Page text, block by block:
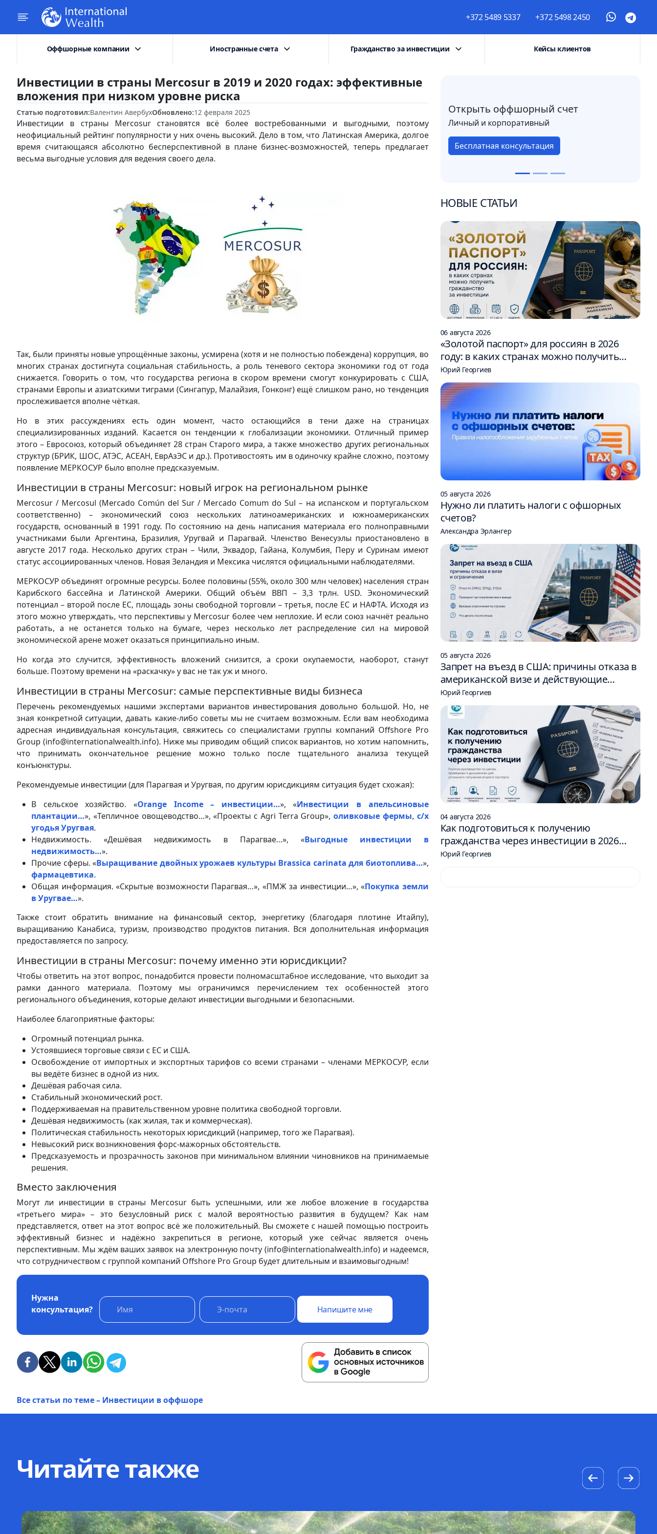
+372 5489 5337 +372 5498 2450
Оффшорные компании Иностранные счета Гражданство за инвестиции Кейсы клиентов
Инвестиции в страны Mercosur в 2019 и 2020 годах: эффективные
вложения при низком уровне риска
Статью подготовил:Валентин АвербухОбновлено:12 февраля 2025
Инвестиции в страны Mercosur становятся всё более востребованными и выгодными, поэтому
неофициальный рейтинг популярности у них очень высокий. Дело в том, что Латинская Америка, долгое
время считающаяся абсолютно бесперспективной в плане бизнес-возможностей, теперь предлагает
весьма выгодные условия для ведения своего дела.
Так, были приняты новые упрощённые законы, усмирена (хотя и не полностью побеждена) коррупция, во
многих странах достигнута социальная стабильность, а роль теневого сектора экономики год от года
снижается. Говорить о том, что государства региона в скором времени смогут конкурировать с США,
странами Европы и азиатскими тиграми (Сингапур, Малайзия, Гонконг) ещё слишком рано, но тенденция
прослеживается вполне чёткая.
Но в этих рассуждениях есть один момент, часто остающийся в тени даже на страницах
специализированных изданий. Касается он тенденции к глобализации экономики. Отличный пример
этого – Евросоюз, который объединяет 28 стран Старого мира, а также множество других региональных
структур (БРИК, ШОС, АТЭС, АСЕАН, ЕврАзЭС и др.). Противостоять им в одиночку крайне сложно, поэтому
появление МЕРКОСУР было вполне предсказуемым.
Инвестиции в страны Mercosur: новый игрок на региональном рынке
Mercosur / Mercosul (Mercado Común del Sur / Mercado Comum do Sul – на испанском и португальском
соответственно) – экономический союз нескольких латиноамериканских и южноамериканских
государств, основанный в 1991 году. По состоянию на день написания материала его полноправными
участниками были Аргентина, Бразилия, Уругвай и Парагвай. Членство Венесуэлы приостановлено в
августе 2017 года. Несколько других стран – Чили, Эквадор, Гайана, Колумбия, Перу и Суринам имеют
статус ассоциированных членов. Новая Зеландия и Мексика числятся официальными наблюдателями.
МЕРКОСУР объединят огромные ресурсы. Более половины (55%, около 300 млн человек) населения стран
Карибского бассейна и Латинской Америки. Общий объём ВВП – 3,3 трлн. USD. Экономический
потенциал – второй после ЕС, площадь зоны свободной торговли – третья, после ЕС и НАФТА. Исходя из
этого можно утверждать, что перспективы у Mercosur более чем неплохие. И если союз начнёт реально
работать, а не останется только на бумаге, через несколько лет распределение сил на мировой
экономической арене может оказаться принципиально иным.
Но когда это случится, эффективность вложений снизится, а сроки окупаемости, наоборот, станут
больше. Поэтому времени на «раскачку» у вас не так уж и много.
Инвестиции в страны Mercosur: самые перспективные виды бизнеса
Перечень рекомендуемых нашими экспертами вариантов инвестирования довольно большой. Но, не
зная конкретной ситуации, давать какие-либо советы мы не считаем возможным. Если вам необходима
адресная индивидуальная консультация, свяжитесь со специалистами группы компаний Offshore Pro
Group (info@internationalwealth.info). Ниже мы приводим общий список вариантов, но хотим напомнить,
что принимать окончательное решение можно только после тщательного анализа текущей
конъюнктуры.
Рекомендуемые инвестиции (для Парагвая и Уругвая, по другим юрисдикциям ситуация будет схожая):
В сельское хозяйство. «Orange Income – инвестиции…», «Инвестиции в апельсиновые
плантации…», «Тепличное овощеводство…», «Проекты с Agri Terra Group»,оливковые фермы, с/х
угодья Уругвая.
Недвижимость. «Дешёвая недвижимость в Парагвае…», «Выгодные инвестиции в
недвижимость…».
Прочие сферы. «Выращивание двойных урожаев культуры Brassica carinata для биотоплива…»,
фармацевтика.
Общая информация. «Скрытые возможности Парагвая…», «ПМЖ за инвестиции…», «Покупка земли
в Уругвае…».
Также стоит обратить внимание на финансовый сектор, энергетику (благодаря плотине Итайпу),
выращиванию Канабиса, туризм, производство продуктов питания. Вся дополнительная информация
предоставляется по запросу.
Инвестиции в страны Mercosur: почему именно эти юрисдикции?
Чтобы ответить на этот вопрос, понадобится провести полномасштабное исследование, что выходит за
рамки данного материала. Поэтому мы ограничимся перечислением тех особенностей этого
регионального объединения, которые делают инвестиции выгодными и безопасными.
Наиболее благоприятные факторы:
Огромный потенциал рынка.
Устоявшиеся торговые связи с ЕС и США.
Освобождение от импортных и экспортных тарифов со всеми странами – членами МЕРКОСУР, если
вы ведёте бизнес в одной из них.
Дешёвая рабочая сила.
Стабильный экономический рост.
Поддерживаемая на правительственном уровне политика свободной торговли.
Дешёвая недвижимость (как жилая, так и коммерческая).
Политическая стабильность некоторых юрисдикций (например, того же Парагвая).
Невысокий риск возникновения форс-мажорных обстоятельств.
Предсказуемость и прозрачность законов при минимальном влиянии чиновников на принимаемые
решения.
Вместо заключения
Могут ли инвестиции в страны Mercosur быть успешными, или же любое вложение в государства
«третьего мира» – это безусловный риск с малой вероятностью развития в будущем? Как нам
представляется, ответ на этот вопрос всё же положительный. Вы сможете с нашей помощью построить
эффективный бизнес и надёжно закрепиться в регионе, который уже сейчас является очень
перспективным. Мы ждём ваших заявок на электронную почту (info@internationalwealth.info) и надеемся,
что сотрудничеством с группой компаний Offshore Pro Group будет длительным и взаимовыгодным!
Нужна
консультация?
Напишите мне
Открыть оффшорный счет
Личный и корпоративный
Бесплатная консультация
НОВЫЕ СТАТЬИ
06 августа 2026
«Золотой паспорт» для россиян в 2026
году: в каких странах можно получить
гражданство за инвестиции
Юрий Георгиев
05 августа 2026
Нужно ли платить налоги с офшорных
счетов?
Александра Эрлангер
05 августа 2026
Запрет на въезд в США: причины отказа в
американской визе и действующие
ограничения
Юрий Георгиев
04 августа 2026
Как подготовиться к получению
гражданства через инвестиции в 2026
году: 6 шагов
Юрий Георгиев
Все статьи по теме – Инвестиции в оффшоре
Читайте также